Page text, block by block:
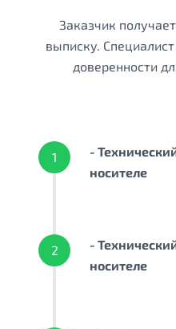
Заказчик
выписку.
доверенности
1
-
носителе
2
-
носителе